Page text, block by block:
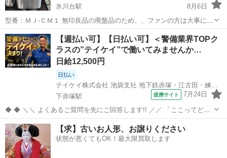
氷川台駅
8月6日
型番：ＭＪ‐ＣＭ１ 無印良品の廃盤品のため、、ファンの方は大事にし
てくださると思い今回出品いたしました。 修理しても直るのかは不明
ですので、それでもよろしければお譲りいたします。 また、動きます
が以下の不良があります。 ...
東京 練馬区 氷川台駅 キッチン家電 廃盤
【週払い可】【日払い可】＜警備業界TOPク
ラスの”テイケイ”で働いてみませんか…
日給12,500円
日払い
下赤塚駅
提携サイト 7月24日
◆ ◆ ＼＼ よくあるご質問を先にご回答します!! ／／ 「ここってどう
なの？」「これってどうなの？」 そんな素朴な疑問を"先出し"でお答
え！ 解決して応募前に不安を払拭してください☆彡
―――――――――――――――...
東京 練馬区 下赤塚駅 警備員
【求】古いお人形、お譲りください
状態が悪くてもOK！最大限買取します